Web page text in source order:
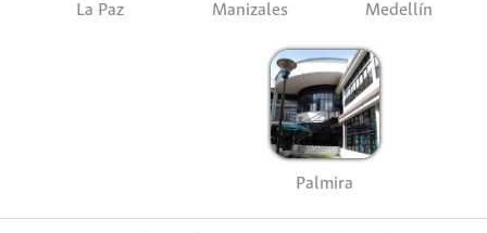
La Paz Manizales Medellín
Palmira